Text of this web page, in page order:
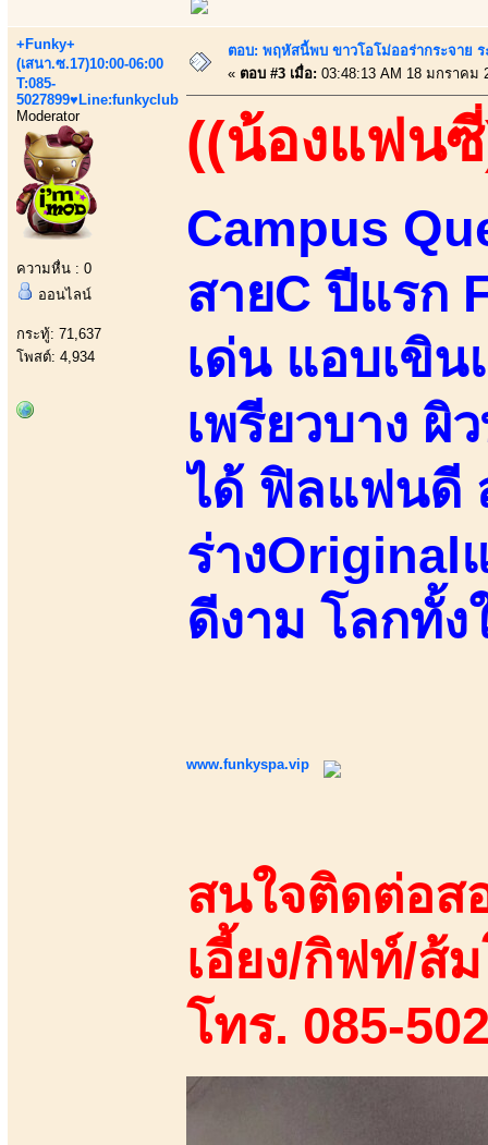
+Funky+
(เสนา.ซ.17)10:00-06:00
T:085-
5027899♥Line:funkyclub
Moderator
ความหื่น : 0
ออนไลน์
กระทู้: 71,637
โพสต์: 4,934
ตอบ: พฤหัสนี้พบ ขาวโอโม่ออร่ากระจาย
« ตอบ #3 เมื่อ: 03:48:13 AM 18 มกราคม
((น้องแฟน
Campus
สายC ปีแรก
เด่น แอบเขิ
เพรียวบาง ผิ
ได้ ฟิลแฟนดี
ร่างOriginal
ดีงาม โลกทั้ง
www.funkyspa.vip
สนใจติดต่อส
เอี้ยง/กิฟท์/ส้
โทร. 085-